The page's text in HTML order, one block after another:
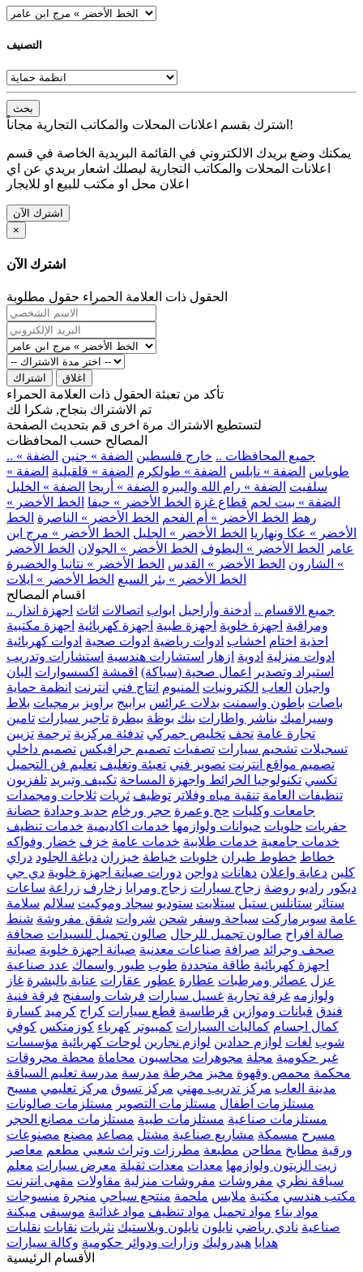
التصنيف
بحث
اشترك بقسم اعلانات المحلات والمكاتب التجارية مجاناً!
يمكنك وضع بريدك الالكتروني في القائمة البريدية الخاصة في قسم
اعلانات المحلات والمكاتب التجارية ليصلك اشعار بريدي عن اي
اعلان محل او مكتب للبيع او للايجار
اشترك الآن
×
اشترك الآن
الحقول ذات العلامة الحمراء حقول مطلوبة
اشتراك اغلاق
تأكد من تعبئة الحقول ذات العلامة الحمراء
تم الاشتراك بنجاح, شكرا لك
لتستطيع الاشتراك مرة اخرى قم بتحديث الصفحة
المصالح حسب المحافظات
.. جميع المحافظات .. خارج فلسطين الضفة » جنين الضفة »
طوباس الضفة » نابلس الضفة » طولكرم الضفة » قلقيلية الضفة »
سلفيت الضفة » رام الله والبيره الضفة » أريحا الضفة » الخليل
الضفة » بيت لحم قطاع غزة الخط الأخضر » حيفا الخط الأخضر »
رهط الخط الأخضر » أم الفحم الخط الأخضر » الناصرة الخط
الأخضر » عكا ونهاريا الخط الأخضر » الجليل الخط الأخضر » مرج ابن
عامر
الخط الأخضر » البطوف الخط الأخضر » الجولان الخط الأخضر
» الشارون الخط الأخضر » القدس الخط الأخضر » نتانيا والخضيرة
الخط الأخضر » بئر السبع الخط الأخضر » ايلات
اقسام المصالح
.. جميع الاقسام .. أدخنة وأراجيل ابواب اتصالات اثاث اجهزة انذار
ومراقبة اجهزة خلوية اجهزة طبية اجهزة كهربائية اجهزة مكتبية
احذية اختام اخشاب ادوات رياضية ادوات صحية ادوات كهربائية
ادوات منزلية ادوية ازهار استشارات هندسية استشارات وتدريب
استيراد وتصدير
اعمال صحية (سباكة) اقمشة اكسسوارات البان
واجبان العاب الكترونيات المنيوم انتاج فني انترنت انظمة حماية
باصات باطون واسمنت بدلات عرائس برابيج براويز برمجيات بلاط
وسيراميك بناشر واطارات بنك بوظة بيطرة تاجير سيارات تامين
تجارة عامة تحف تخليص جمركي تدفئة مركزية ترجمة تزيين
تسجيلات تشحيم سيارات تصفيات تصميم جرافيكس تصميم داخلي
تصميم مواقع انترنت تصوير فني تعبئة وتغليف تعليم فن التجميل
تكسي تكنولوجيا الخرائط واجهزة المساحة تكييف وتبريد تلفزيون
تنظيفات العامة تنقية مياه وفلاتر توظيف ثريات ثلاجات ومجمدات
جامعات وكليات حج وعمرة حجر ورخام حديد وحدادة حضانة
حفريات حلويات حيوانات ولوازمها خدمات اكاديمية خدمات تنظيف
خدمات جامعية خدمات طلابية خدمات عامة خزف خضار وفواكه
خطاط خطوط طيران خلويات خياطة خيزران دباغة الجلود دراي
كلين دعاية واعلان دهانات دواجن دورات صيانة اجهزة خلوية دي جي
ديكور راديو روضة زجاج سيارات زجاج ومرايا زخارف زراعة ساعات
ستائر ستانلس ستيل ستلايت ستوديو سجاد وموكيت سلالم سلامة
عامة سوبرماركت سياحة وسفر شحن شروات شقق مفروشة شنط
صالة افراح صالون تجميل للرجال صالون تجميل للسيدات صحافة
صحف وجرائد صرافة صناعات معدنية صيانة اجهزة خلوية صيانة
اجهزة كهربائية طاقة متجددة طوب طيور واسماك عدد صناعية
عزل عصائر ومرطبات عطارة عطور عقارات عناية بالبشرة غاز
ولوازمه غرفة تجارية غسيل سيارات فرشات واسفنج فرقة فنية
فندق قبانات وموازين قرطاسية قطع سيارات كراج كرميد كسارة
كمال اجسام كماليات السيارات كمبيوتر كهرباء كوزمتكس كوفي
شوب لغات لوازم حدادين لوازم نجارين لوحات كهربائية مؤسسات
غير حكومية مجلة مجوهرات محاسبون محاماة محطة محروقات
محكمة محمص وقهوة مخبز مخرطة مدرسة مدرسة تعليم السياقة
مدينة العاب مركز تدريب مهني مركز تسوق مركز تعليمي مسبح
مستلزمات اطفال مستلزمات التصوير مستلزمات صالونات
مستلزمات صناعية مستلزمات طبية مستلزمات مصانع الحجر
مسرح مسمكة مشاريع صناعية مشتل مصاعد مصنع مصنوعات
ورقية مطابخ مطاحن مطبعة مطرزات وتراث شعبي مطعم معاصر
زيت الزيتون ولوازمها معدات معدات ثقيلة معرض سيارات معلم
سياقة نظري مفروشات مفروشات منزلية مقاولات مقهى انترنت
مكتب هندسي مكتبة ملابس ملحمة منتجع سياحي منجرة منسوجات
مواد بناء مواد تجميل مواد تنظيف مواد غذائية موسيقى ميكنة
صناعية نادي رياضي نايلون نايلون وبلاستيك نثريات نقابات نقليات
هدايا هيدروليك وزارات ودوائر حكومية وكالة سيارات
الأقسام الرئيسية